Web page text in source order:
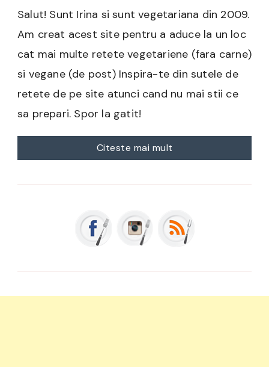
Salut! Sunt Irina si sunt vegetariana din 2009.
Am creat acest site pentru a aduce la un loc
cat mai multe retete vegetariene (fara carne)
si vegane (de post) Inspira-te din sutele de
retete de pe site atunci cand nu mai stii ce
sa prepari. Spor la gatit!
Citeste mai mult